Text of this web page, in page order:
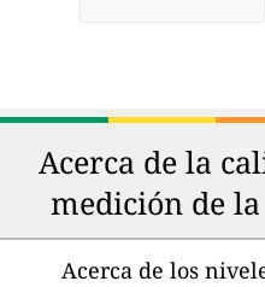
Acerca de la
medición de
Acerca de los